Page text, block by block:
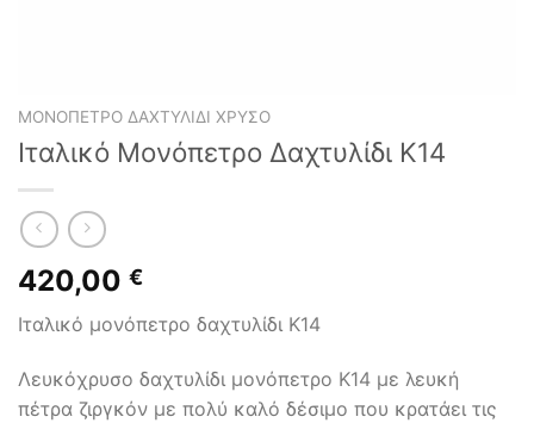
ΜΟΝΌΠΕΤΡΟ ΔΑΧΤΥΛΊΔΙ ΧΡΥΣΌ
Ιταλικό Μονόπετρο Δαχτυλίδι Κ14
420,00 €
Ιταλικό μονόπετρο δαχτυλίδι Κ14
Λευκόχρυσο δαχτυλίδι μονόπετρο Κ14 με λευκή
πέτρα ζιργκόν με πολύ καλό δέσιμο που κρατάει τις